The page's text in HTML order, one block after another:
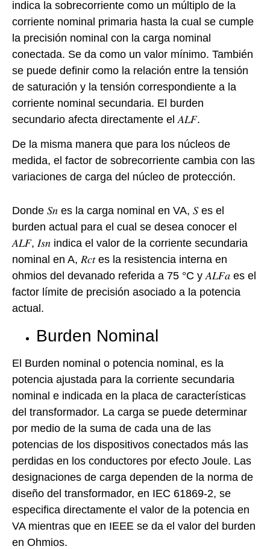
indica la sobrecorriente como un múltiplo de la
corriente nominal primaria hasta la cual se cumple
la precisión nominal con la carga nominal
conectada. Se da como un valor mínimo. También
se puede definir como la relación entre la tensión
de saturación y la tensión correspondiente a la
corriente nominal secundaria. El burden
secundario afecta directamente el 𝐴𝐿𝐹.
De la misma manera que para los núcleos de
medida, el factor de sobrecorriente cambia con las
variaciones de carga del núcleo de protección.
Donde 𝑆𝑛 es la carga nominal en VA, 𝑆 es el
burden actual para el cual se desea conocer el
𝐴𝐿𝐹, 𝐼𝑠𝑛 indica el valor de la corriente secundaria
nominal en A, 𝑅𝑐𝑡 es la resistencia interna en
ohmios del devanado referida a 75 °C y 𝐴𝐿𝐹𝑎 es el
factor límite de precisión asociado a la potencia
actual.
Burden Nominal
El Burden nominal o potencia nominal, es la
potencia ajustada para la corriente secundaria
nominal e indicada en la placa de características
del transformador. La carga se puede determinar
por medio de la suma de cada una de las
potencias de los dispositivos conectados más las
perdidas en los conductores por efecto Joule. Las
designaciones de carga dependen de la norma de
diseño del transformador, en IEC 61869-2, se
especifica directamente el valor de la potencia en
VA mientras que en IEEE se da el valor del burden
en Ohmios.